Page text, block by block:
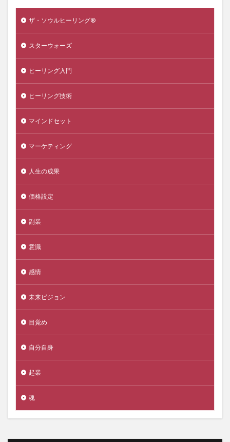
ザ・ソウルヒーリング®️
スターウォーズ
ヒーリング入門
ヒーリング技術
マインドセット
マーケティング
人生の成果
価格設定
副業
意識
感情
未来ビジョン
目覚め
自分自身
起業
魂